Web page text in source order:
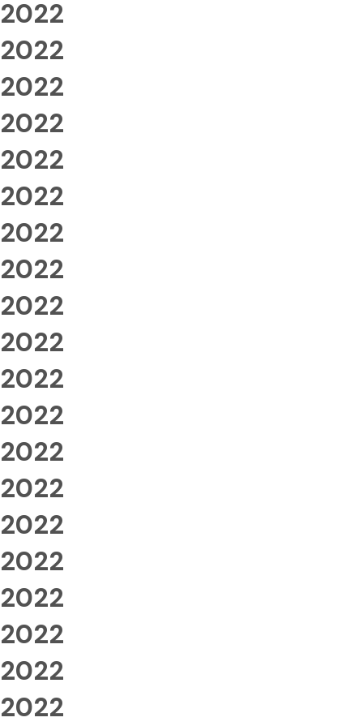
2022
2022
2022
2022
2022
2022
2022
2022
2022
2022
2022
2022
2022
2022
2022
2022
2022
2022
2022
2022